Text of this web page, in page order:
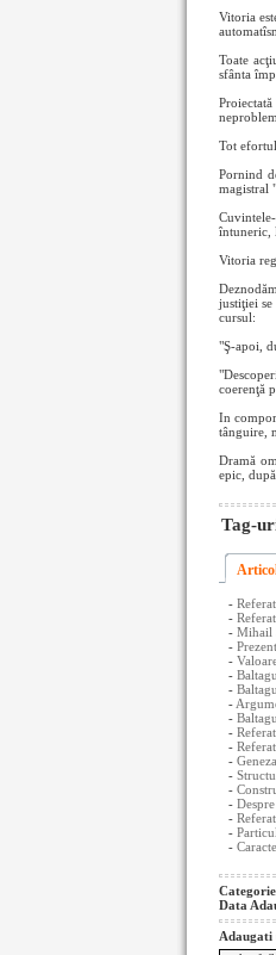
Vitoria
Toate
sfânta
Tot
Pornind
magistral
întuneric,
Vitoria
justiţiei
cursul:
"Ş-apoi,
coerenţă
In
tânguire,
Dramă
epic,
Tag-
-
-
- Mihail
-
-
-
-
-
-
-
-
-
-
-
-
-
-
-
Data
Adaugati